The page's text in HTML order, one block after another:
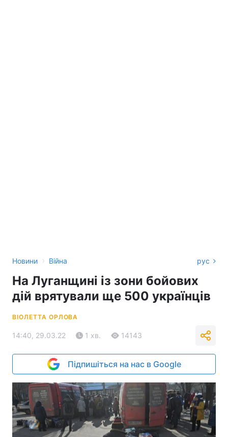
Новини › Війна рус
На Луганщині із зони бойових
дій врятували ще 500 українців
ВІОЛЕТТА ОРЛОВА
14:40, 29.03.22 1 хв. 14143
Підпишіться на нас в Google